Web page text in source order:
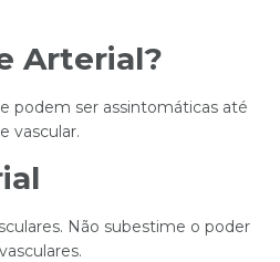
Arterial?
podem ser assintomáticas até
vascular.
Não subestime o poder